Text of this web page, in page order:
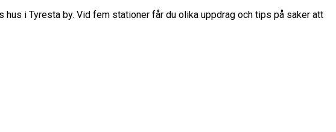
i Tyresta by. Vid fem stationer får du olika uppdrag och tips på saker att